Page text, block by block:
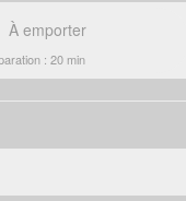
À emporter
: 20 min